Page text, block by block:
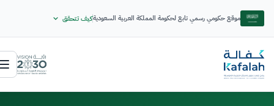
موقع حكومي رسمي تابع لحكومة المملكة العربية السعوديةكيف تتحقق